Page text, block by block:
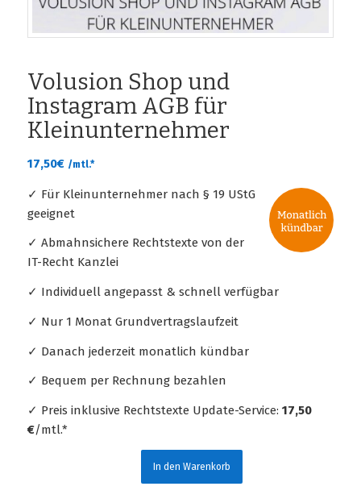
Volusion Shop und
Instagram AGB für
Kleinunternehmer
17,50€ /mtl.*
✓ Für Kleinunternehmer nach § 19 UStG
geeignet
✓ Abmahnsichere Rechtstexte von der
IT-Recht Kanzlei
✓ Individuell angepasst & schnell verfügbar
✓ Nur 1 Monat Grundvertragslaufzeit
✓ Danach jederzeit monatlich kündbar
✓ Bequem per Rechnung bezahlen
✓ Preis inklusive Rechtstexte Update-Service: 17,50
€/mtl.*
In den Warenkorb